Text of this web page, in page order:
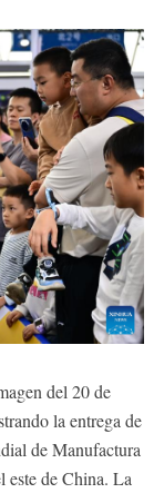
del 20 de
la entrega de
de Manufactura
este de China. La